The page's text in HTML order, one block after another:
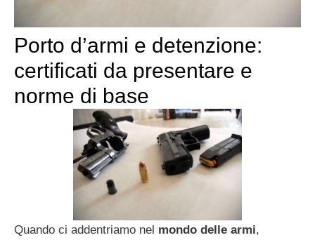
Porto d’armi e detenzione:
certificati da presentare e
norme di base
Quando ci addentriamo nel mondo delle armi,